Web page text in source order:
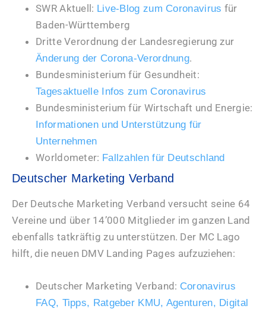
SWR Aktuell: Live-Blog zum Coronavirus für
Baden-Württemberg
Dritte Verordnung der Landesregierung zur
Änderung der Corona-Verordnung.
Bundesministerium für Gesundheit:
Tagesaktuelle Infos zum Coronavirus
Bundesministerium für Wirtschaft und Energie:
Informationen und Unterstützung für
Unternehmen
Worldometer: Fallzahlen für Deutschland
Deutscher Marketing Verband
Der Deutsche Marketing Verband versucht seine 64
Vereine und über 14’000 Mitglieder im ganzen Land
ebenfalls tatkräftig zu unterstützen. Der MC Lago
hilft, die neuen DMV Landing Pages aufzuziehen:
Deutscher Marketing Verband: Coronavirus
FAQ, Tipps, Ratgeber KMU, Agenturen, Digital